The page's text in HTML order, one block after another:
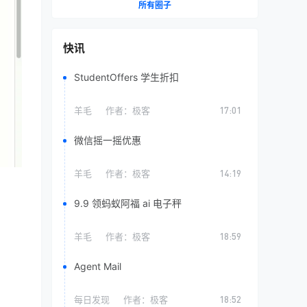
所有圈子
快讯
StudentOffers 学生折扣
羊毛 作者： 极客 17:01
微信摇一摇优惠
羊毛 作者： 极客 14:19
9.9 领蚂蚁阿福 ai 电子秤
羊毛 作者： 极客 18:59
Agent Mail
每日发现 作者： 极客 18:52